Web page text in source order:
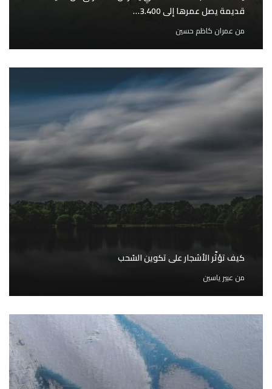
قديمة يصل عمرها إلى 3.400…
من عمران كاظم حسين
كيف تؤثّر الأشجار على تكوين السُحب
من عبير ياسين